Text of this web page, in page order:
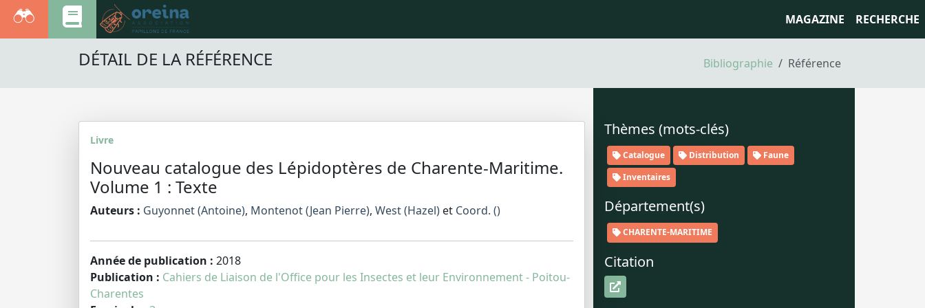
MAGAZINE RECHERCHE
Bibliographie Référence
DÉTAIL DE LA RÉFÉRENCE
Livre
Nouveau catalogue des Lépidoptères de Charente-Maritime.
Volume 1 : Texte
Auteurs : Guyonnet (Antoine), Montenot (Jean Pierre), West (Hazel) et Coord. ()
Année de publication : 2018
Publication : Cahiers de Liaison de l'Office pour les Insectes et leur Environnement - Poitou-
Charentes
Thèmes (mots-clés)
Catalogue Distribution
Faune
Inventaires
Département(s)
CHARENTE-MARITIME
Citation